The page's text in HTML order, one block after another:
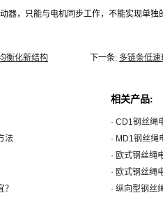
器，只能与电机同步工作，不能实现单独
衡化新结构 下一条: 多链条低速
法
相关产品:
· CD1钢丝绳
· MD1钢丝绳
· 欧式钢丝绳
· 欧式钢丝绳
· 纵向型钢丝